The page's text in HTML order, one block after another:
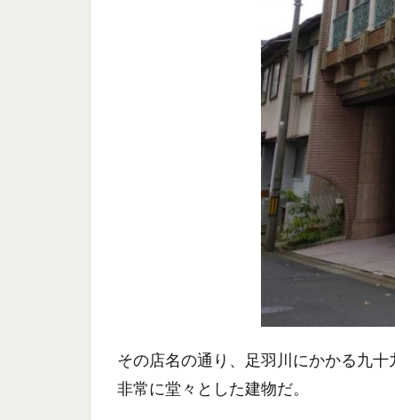
その店名の通り、足羽川にかかる九十
非常に堂々とした建物だ。